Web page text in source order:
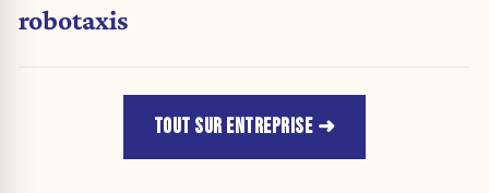
robotaxis
TOUT SUR ENTREPRISE